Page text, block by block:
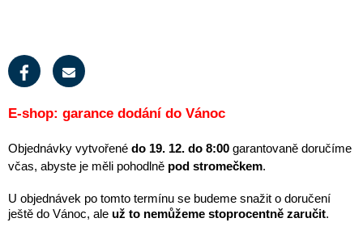
Táhla
Košíky a lahve
Cyklistické oblečení
Bundy
Sedačky na kolo a řidítka
Kolečkové, inline bruslení
Powerbanky a solární panely
Pásky
Sluneční brýle
Lyžařské helmy
Lyžařské brýle
Boty na běžky
Hole na běžky
Snowboardové boty
Snowboardy
Skialpinismus
Skialpové lyže
Doplňky
E-shop: garance dodání do Vánoc
Objednávky vytvořené do 19. 12. do 8:00 garantovaně doručíme
včas, abyste je měli pohodlně pod stromečkem.
U objednávek po tomto termínu se budeme snažit o doručení
ještě do Vánoc, ale už to nemůžeme stoprocentně zaručit.